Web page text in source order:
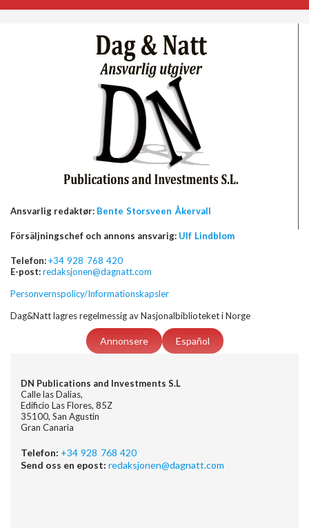
Ansvarlig redaktør: Bente Storsveen Åkervall
Försäljningschef och annons ansvarig: Ulf Lindblom
Telefon:+34 928 768 420
E-post:redaksjonen@dagnatt.com
Personvernspolicy/Informationskapsler
Dag&Natt lagres regelmessig av Nasjonalbiblioteket i Norge
Annonsere Español
DN Publications and Investments S.L
Calle las Dalias,
Edificio Las Flores, 85Z
35100, San Agustin
Gran Canaria
Telefon: +34 928 768 420
Send oss en epost: redaksjonen@dagnatt.com